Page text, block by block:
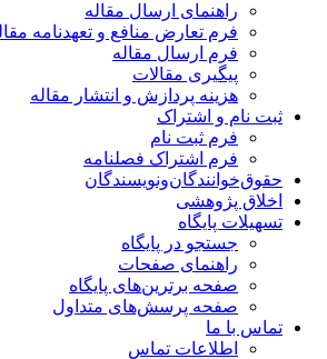
راهنمای ارسال مقاله
فرم تعارض منافع و تعهدنامه مقاله
فرم ارسال مقاله
پیگیری مقالات
هزینه پردازش و انتشار مقاله
ثبت نام و اشتراک
فرم ثبت نام
فرم اشتراک فصلنامه
حقوق‌خوانندگان‌و‌نویسندگان
اخلاق پژوهشی
تسهیلات پایگاه
جستجو در پایگاه
راهنمای صفحات
صفحه برترین‌های پایگاه
صفحه پرسش‌های متداول
تماس با ما
اطلاعات تماس